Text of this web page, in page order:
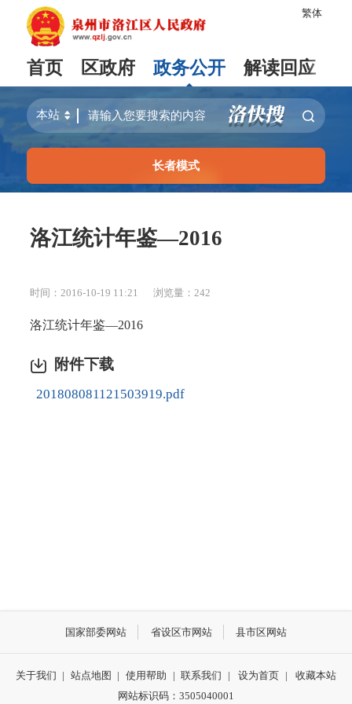
繁体
首页 区政府 政务公开 解读回应
长者模式
洛江统计年鉴—2016
时间：2016-10-19 11:21 浏览量： 242
洛江统计年鉴—2016
附件下载
201808081121503919.pdf
国家部委网站 省设区市网站 县市区网站
关于我们 | 站点地图 | 使用帮助 | 联系我们 | 设为首页 |
收藏本站
网站标识码：3505040001